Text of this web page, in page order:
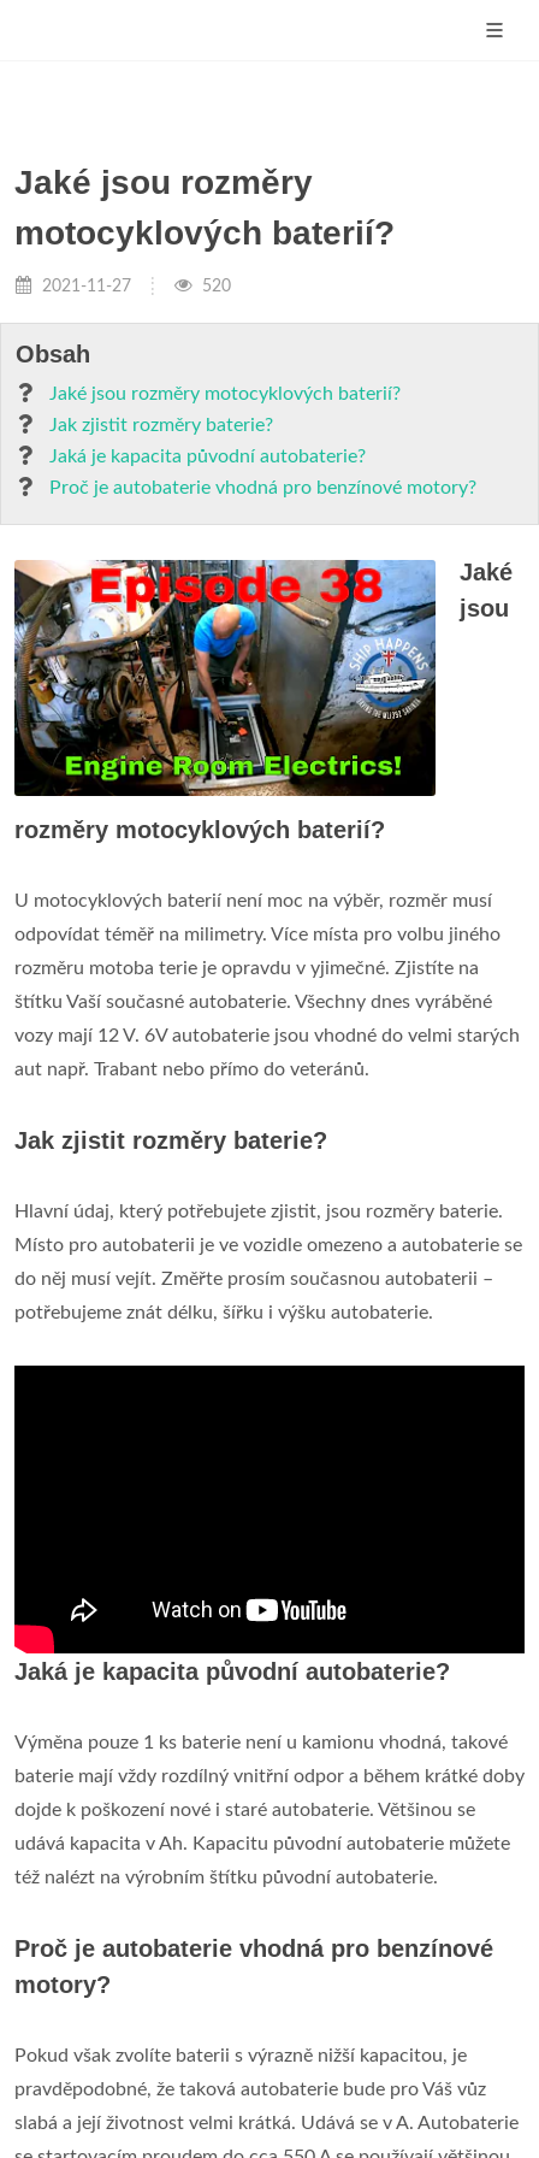
Jaké jsou rozměry
motocyklových baterií?
2021-11-27 520
Obsah
Jaké jsou rozměry motocyklových baterií?
Jak zjistit rozměry baterie?
Jaká je kapacita původní autobaterie?
Proč je autobaterie vhodná pro benzínové motory?
Jaké
jsou
rozměry motocyklových baterií?
U motocyklových baterií není moc na výběr, rozměr musí
odpovídat téměř na milimetry. Více místa pro volbu jiného
rozměru motoba terie je opravdu v yjimečné. Zjistíte na
štítku Vaší současné autobaterie. Všechny dnes vyráběné
vozy mají 12 V. 6V autobaterie jsou vhodné do velmi starých
aut např. Trabant nebo přímo do veteránů.
Jak zjistit rozměry baterie?
Hlavní údaj, který potřebujete zjistit, jsou rozměry baterie.
Místo pro autobaterii je ve vozidle omezeno a autobaterie se
do něj musí vejít. Změřte prosím současnou autobaterii –
potřebujeme znát délku, šířku i výšku autobaterie.
Jaká je kapacita původní autobaterie?
Výměna pouze 1 ks baterie není u kamionu vhodná, takové
baterie mají vždy rozdílný vnitřní odpor a během krátké doby
dojde k poškození nové i staré autobaterie. Většinou se
udává kapacita v Ah. Kapacitu původní autobaterie můžete
též nalézt na výrobním štítku původní autobaterie.
Proč je autobaterie vhodná pro benzínové
motory?
Pokud však zvolíte baterii s výrazně nižší kapacitou, je
pravděpodobné, že taková autobaterie bude pro Váš vůz
slabá a její životnost velmi krátká. Udává se v A. Autobaterie